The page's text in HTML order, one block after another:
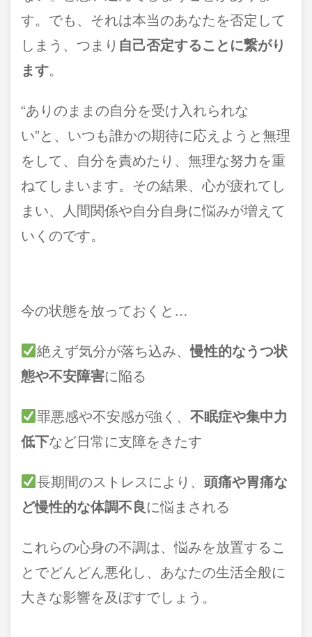
す。でも、それは本当のあなたを否定して
しまう、つまり 自己否定することに繋がり
ます。
“ありのままの自分を受け入れられな
い”と、いつも誰かの期待に応えようと無理
をして、自分を責めたり、無理な努力を重
ねてしまいます。その結果、心が疲れてし
まい、人間関係や自分自身に悩みが増えて
いくのです。
今の状態を放っておくと…
絶えず気分が落ち込み、慢性的なうつ状
態や不安障害に陥る
罪悪感や不安感が強く、 不眠症や集中力
低下など日常に支障をきたす
長期間のストレスにより、 頭痛や胃痛な
ど慢性的な体調不良に悩まされる
これらの心身の不調は、悩みを放置するこ
とでどんどん悪化し、あなたの生活全般に
大きな影響を及ぼすでしょう。